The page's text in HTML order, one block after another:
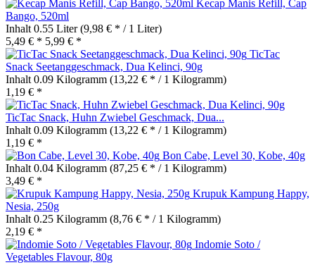
Kecap Manis Refill, Cap
Bango, 520ml
Inhalt 0.55 Liter(9,98 € * / 1 Liter)
5,49 € * 5,99 € *
TicTac
Snack Seetanggeschmack, Dua Kelinci, 90g
Inhalt 0.09 Kilogramm (13,22 € * / 1 Kilogramm)
1,19 € *
TicTac Snack, Huhn Zwiebel Geschmack, Dua...
Inhalt 0.09 Kilogramm (13,22 € * / 1 Kilogramm)
1,19 € *
Bon Cabe, Level 30, Kobe, 40g
Inhalt 0.04 Kilogramm (87,25 € * / 1 Kilogramm)
3,49 € *
Krupuk Kampung Happy,
Nesia, 250g
Inhalt 0.25 Kilogramm (8,76 € * / 1 Kilogramm)
2,19 € *
Indomie Soto /
Vegetables Flavour, 80g